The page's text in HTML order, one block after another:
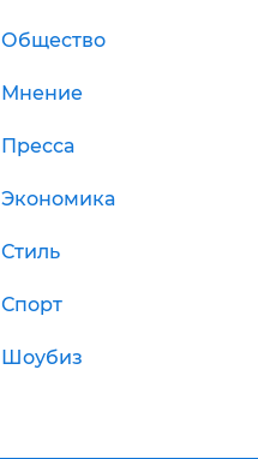
Общество
Мнение
Пресса
Экономика
Стиль
Спорт
Шоубиз